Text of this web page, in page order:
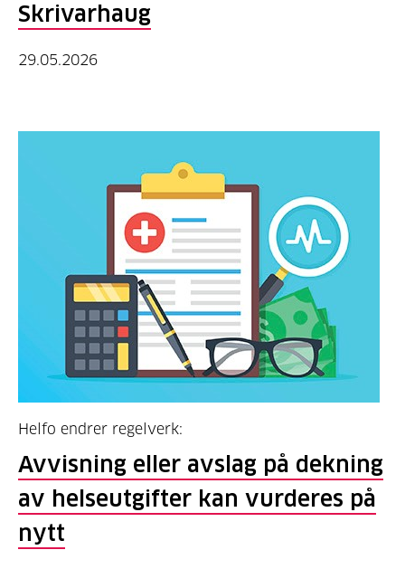
Skrivarhaug
29.05.2026
Helfo endrer regelverk:
Avvisning eller avslag på dekning
av helseutgifter kan vurderes på
nytt